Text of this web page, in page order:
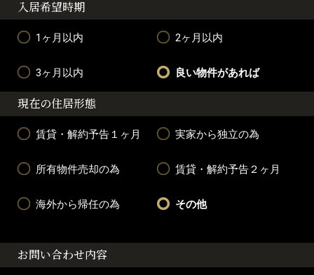
入居希望時期
1ヶ月以内 2ヶ月以内
3ヶ月以内 良い物件があれば
現在の住居形態
賃貸・解約予告１ヶ月 実家から独立の為
所有物件売却の為 賃貸・解約予告２ヶ月
海外から帰任の為 その他
お問い合わせ内容